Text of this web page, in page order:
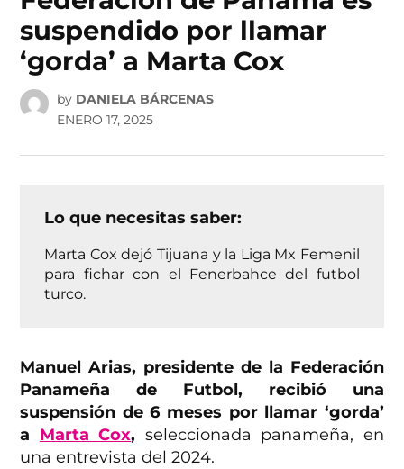
suspendido por llamar
‘gorda’ a Marta Cox
by DANIELA BÁRCENAS
ENERO 17, 2025
Lo que necesitas saber:
Marta Cox dejó Tijuana y la Liga Mx Femenil
para fichar con el Fenerbahce del futbol
turco.
Manuel Arias, presidente de la Federación
Panameña de Futbol, recibió una
suspensión de 6 meses por llamar ‘gorda’
a Marta Cox, seleccionada panameña, en
una entrevista del 2024.